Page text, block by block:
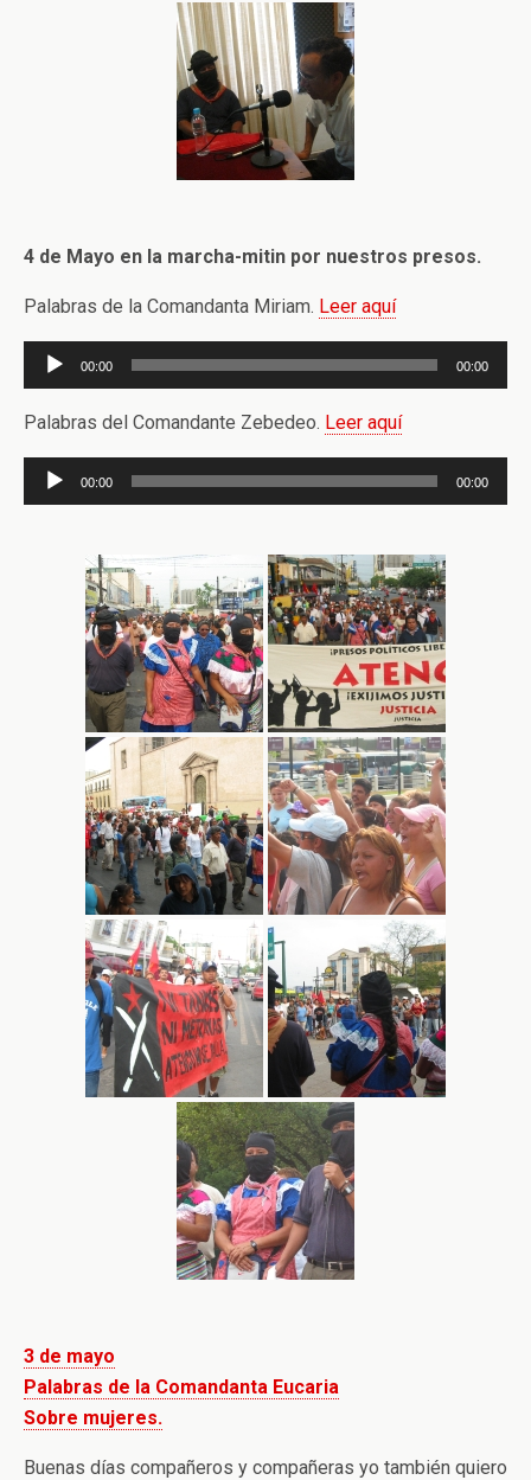
4 de Mayo en la marcha-mitin por nuestros presos.
Palabras de la Comandanta Miriam. Leer aquí
Reproductor
de
audio
00:00 00:00
Palabras del Comandante Zebedeo. Leer aquí
Reproductor
de
00:00 00:00
3 de mayo
Palabras de la Comandanta Eucaria
Sobre mujeres.
Buenas días compañeros y compañeras yo también quiero